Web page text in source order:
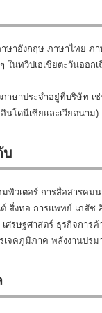
ษาอังกฤษ ภาษาไทย ภ
ในทวีปเอเชียตะวันออก
ภาษาประจำอยู่ที่บริษัท
นโดนีเซียและเวียดนาม)
บ
พิวเตอร์ การสื่อสารคม
สิ่งทอ การแพทย์ เภสัช
เศรษฐศาสตร์ ธุรกิจการค้
เจคภูมิภาค พลังงานปร